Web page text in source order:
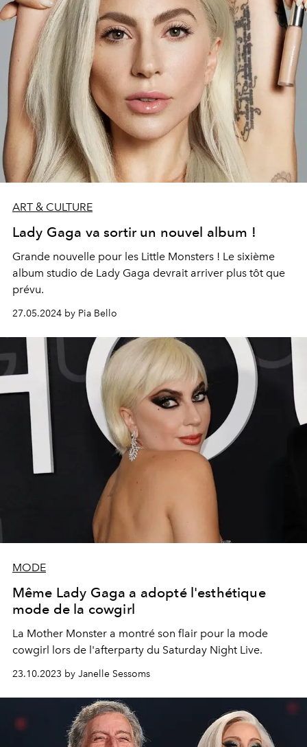
ART & CULTURE
Lady Gaga va sortir un nouvel album !
Grande nouvelle pour les Little Monsters ! Le sixième
album studio de Lady Gaga devrait arriver plus tôt que
prévu.
27.05.2024 by Pia Bello
MODE
Même Lady Gaga a adopté l'esthétique
mode de la cowgirl
La Mother Monster a montré son flair pour la mode
cowgirl lors de l'afterparty du Saturday Night Live.
23.10.2023 by Janelle Sessoms